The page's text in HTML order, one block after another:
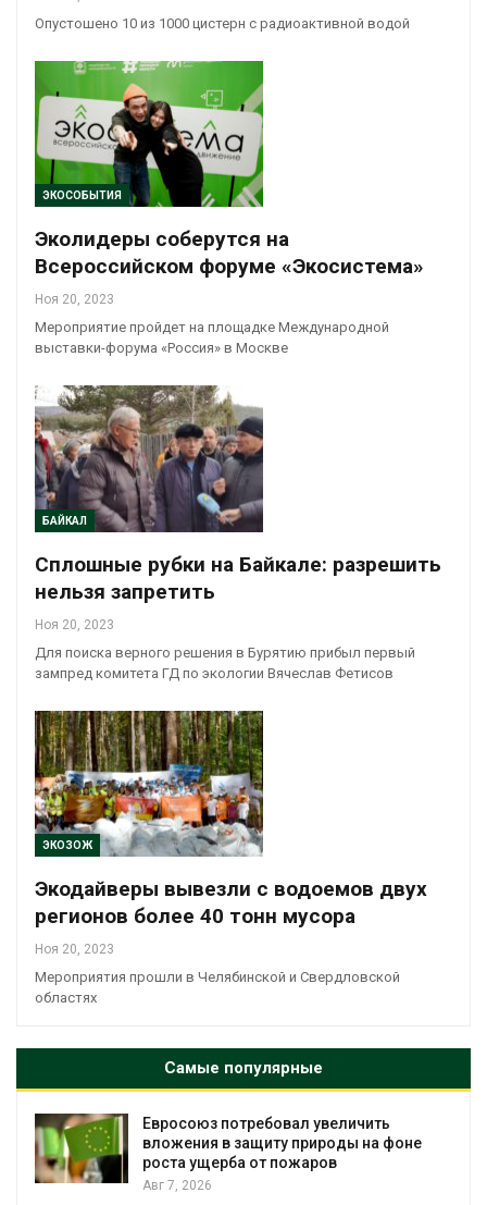
Опустошено 10 из 1000 цистерн с радиоактивной водой
ЭКОСОБЫТИЯ
Эколидеры соберутся на
Всероссийском форуме «Экосистема»
Ноя 20, 2023
Мероприятие пройдет на площадке Международной
выставки-форума «Россия» в Москве
БАЙКАЛ
Сплошные рубки на Байкале: разрешить
нельзя запретить
Ноя 20, 2023
Для поиска верного решения в Бурятию прибыл первый
зампред комитета ГД по экологии Вячеслав Фетисов
ЭКОЗОЖ
Экодайверы вывезли с водоемов двух
регионов более 40 тонн мусора
Ноя 20, 2023
Мероприятия прошли в Челябинской и Свердловской
областях
Самые популярные
Евросоюз потребовал увеличить
вложения в защиту природы на фоне
роста ущерба от пожаров
Авг 7, 2026